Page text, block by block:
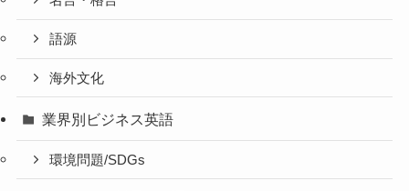
語源
海外文化
業界別ビジネス英語
環境問題/SDGs